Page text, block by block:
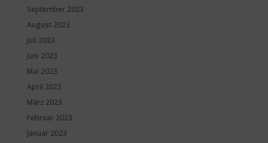
September 2023
August 2023
Juli 2023
Juni 2023
Mai 2023
April 2023
März 2023
Februar 2023
Januar 2023